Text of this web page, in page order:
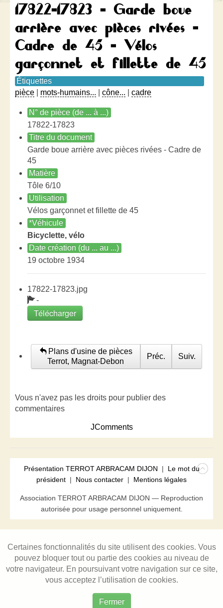
17822-17823 - Garde boue
arrière avec pièces rivées -
Cadre de 45 - Vélos
garçonnet et fillette de 45
Étiquettes
pièce
mots-humains... cône... cadre
N° de pièce (de ... à ...)
17822-17823
Titre du document
Garde boue arrière avec pièces rivées - Cadre de
45
Matière
Tôle 6/10
Utilisation
Vélos garçonnet et fillette de 45
*Véhicule
Bicyclette, vélo
Date création (du ... au ...)
19 octobre 1934
17822-17823.jpg
-
Télécharger
Plans d'usine de pièces
Terrot, Magnat-Debon
Préc. Suiv.
Vous n'avez pas les droits pour publier des
commentaires
JComments
Présentation TERROT ARBRACAM DIJON | Le mot du
président | Nous contacter | Mentions légales
Association TERROT ARBRACAM DIJON — Reproduction
autorisée pour usage personnel uniquement.
Certaines fonctionnalités du site utilisent des cookies. Vous
pouvez bloquer tout ou partie des cookies au niveau de
votre navigateur. En poursuivant votre navigation sur ce site,
vous acceptez l’utilisation de cookies.
Fermer